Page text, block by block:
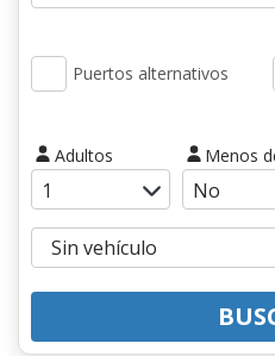
Puertos alternativos
Adultos Menos